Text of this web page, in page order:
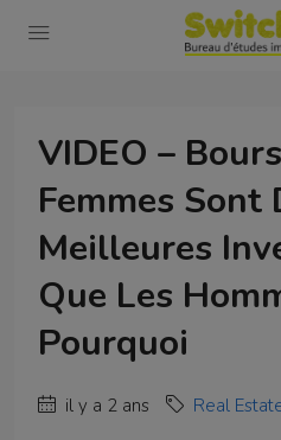
VIDEO –
Femmes Sont
Meilleures
Que Les
Pourquoi
il y a 2 ans Real